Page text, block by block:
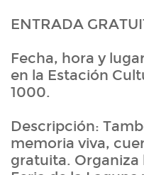
ENTRADA
Fecha, hora y
en la Estación
1000.
Descripción:
memoria viva,
gratuita. Organiza